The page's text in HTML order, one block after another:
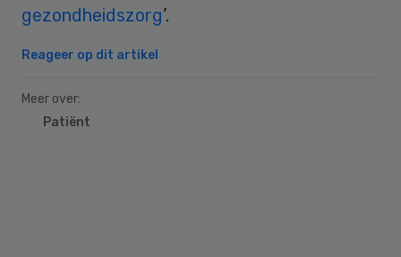
gezondheidszorg’.
Reageer op dit artikel
Meer over:
Patiënt